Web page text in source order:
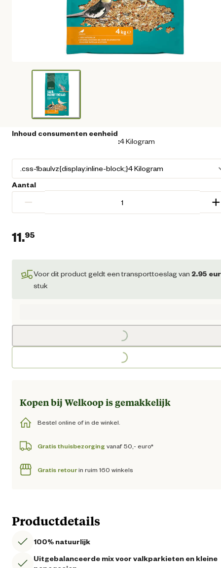
Inhoud consumenten eenheid
:4 Kilogram
Aantal
− +
11.95
Huidige prijs € 11,95
Voor dit product geldt een transporttoeslag van 2.95
stuk
Loading...
Loading...
Kopen bij Welkoop is gemakkelijk
Bestel online of in de winkel.
Gratis thuisbezorging vanaf 50,- euro*
Gratis retourin ruim 160 winkels
Productdetails
100% natuurlijk
Uitgebalanceerde mix voor valkparkieten en kleine